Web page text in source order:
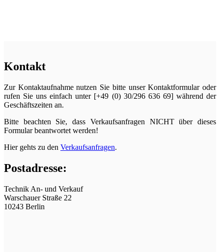
Kontakt
Zur Kontaktaufnahme nutzen Sie bitte unser Kontaktformular oder
rufen Sie uns einfach unter [+49 (0) 30/296 636 69] während der
Geschäftszeiten an.
Bitte beachten Sie, dass Verkaufsanfragen NICHT über dieses
Formular beantwortet werden!
Hier gehts zu den Verkaufsanfragen.
Postadresse:
Technik An- und Verkauf
Warschauer Straße 22
10243 Berlin